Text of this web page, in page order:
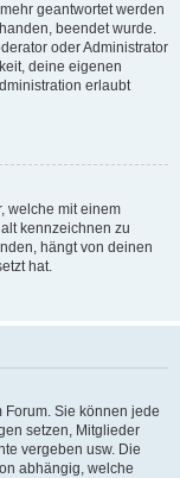
geantwortet werden
beendet wurde.
oder Administrator
deine eigenen
erlaubt
welche mit einem
kennzeichnen zu
hängt von deinen
hat.
Sie können jede
setzen, Mitglieder
vergeben usw. Die
abhängig, welche